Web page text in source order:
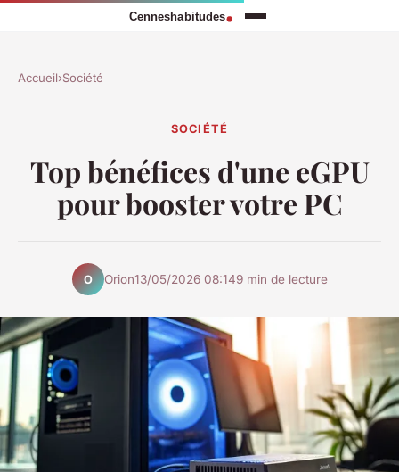
Accueil›Société
SOCIÉTÉ
Top bénéfices d'une eGPU
pour booster votre PC
O Orion13/05/2026 08:149 min de lecture